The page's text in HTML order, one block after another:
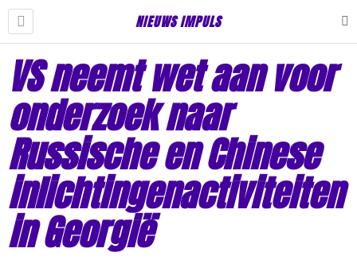
NIEUWS IMPULS
VS neemt wet aan voor
onderzoek naar
Russische en Chinese
inlichtingenactiviteiten
in Georgië